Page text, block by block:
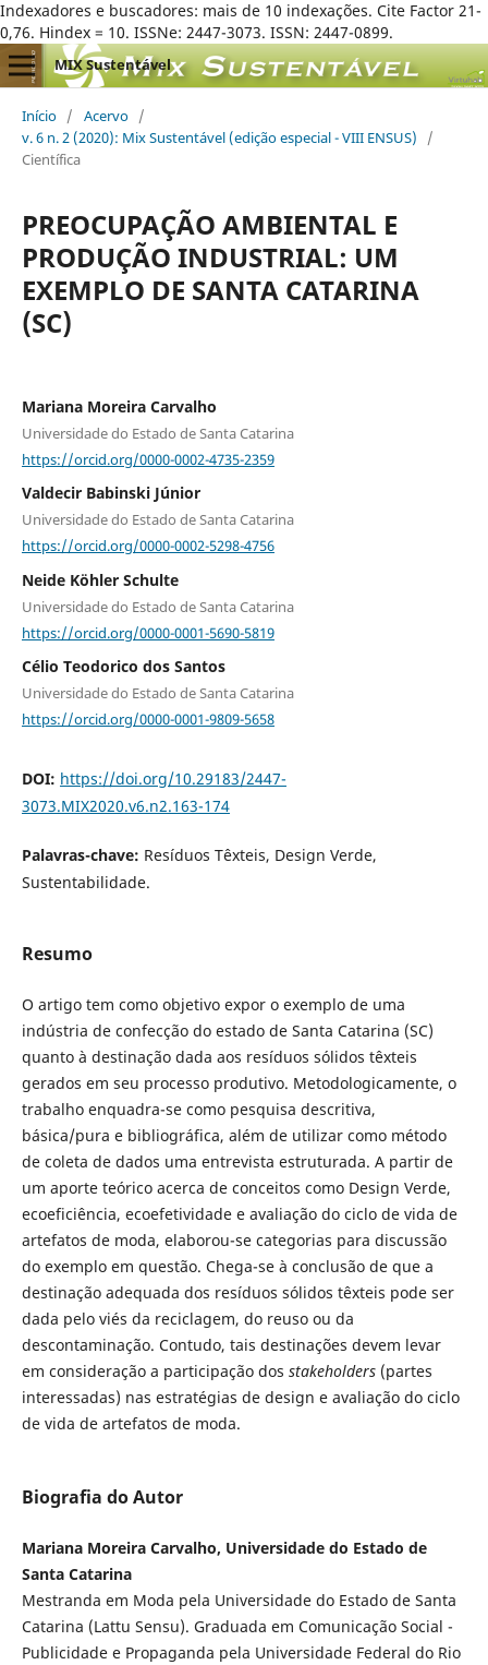
Indexadores e buscadores: mais de 10 indexações. Cite Factor 21-
0,76. Hindex = 10. ISSNe: 2447-3073. ISSN: 2447-0899.
MIX Sustentável
Início / Acervo /
v. 6 n. 2 (2020): Mix Sustentável (edição especial - VIII ENSUS)
/
Científica
PREOCUPAÇÃO AMBIENTAL E
PRODUÇÃO INDUSTRIAL: UM
EXEMPLO DE SANTA CATARINA
(SC)
Mariana Moreira Carvalho
Universidade do Estado de Santa Catarina
https://orcid.org/0000-0002-4735-2359
Valdecir Babinski Júnior
Universidade do Estado de Santa Catarina
https://orcid.org/0000-0002-5298-4756
Neide Köhler Schulte
Universidade do Estado de Santa Catarina
https://orcid.org/0000-0001-5690-5819
Célio Teodorico dos Santos
Universidade do Estado de Santa Catarina
https://orcid.org/0000-0001-9809-5658
DOI: https://doi.org/10.29183/2447-
3073.MIX2020.v6.n2.163-174
Palavras-chave: Resíduos Têxteis, Design Verde,
Sustentabilidade.
Resumo
O artigo tem como objetivo expor o exemplo de uma
indústria de confecção do estado de Santa Catarina (SC)
quanto à destinação dada aos resíduos sólidos têxteis
gerados em seu processo produtivo. Metodologicamente, o
trabalho enquadra-se como pesquisa descritiva,
básica/pura e bibliográfica, além de utilizar como método
de coleta de dados uma entrevista estruturada. A partir de
um aporte teórico acerca de conceitos como Design Verde,
ecoeficiência, ecoefetividade e avaliação do ciclo de vida de
artefatos de moda, elaborou-se categorias para discussão
do exemplo em questão. Chega-se à conclusão de que a
destinação adequada dos resíduos sólidos têxteis pode ser
dada pelo viés da reciclagem, do reuso ou da
descontaminação. Contudo, tais destinações devem levar
em consideração a participação dos stakeholders(partes
interessadas) nas estratégias de design e avaliação do ciclo
de vida de artefatos de moda.
Biografia do Autor
Mariana Moreira Carvalho, Universidade do Estado de
Santa Catarina
Mestranda em Moda pela Universidade do Estado de Santa
Catarina (Lattu Sensu). Graduada em Comunicação Social -
Publicidade e Propaganda pela Universidade Federal do Rio